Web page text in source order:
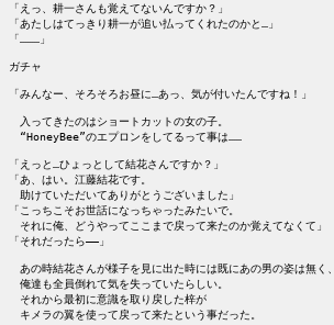
「えっ、耕一さんも覚えてないんですか？」
「あたしはてっきり耕一が追い払ってくれたのかと…」
「………」
ガチャ
「みんなー、そろそろお昼に…あっ、気が付いたんですね！」
入ってきたのはショートカットの女の子。
“HoneyBee”のエプロンをしてるって事は……
「えっと…ひょっとして結花さんですか？」
「あ、はい。江藤結花です。
助けていただいてありがとうございました」
「こっちこそお世話になっちゃったみたいで。
それに俺、どうやってここまで戻って来たのか覚えてなくて」
「それだったら――」
あの時結花さんが様子を見に出た時には既にあの男の姿は無く、
俺達も全員倒れて気を失っていたらしい。
それから最初に意識を取り戻した梓が
キメラの翼を使って戻って来たという事だった。